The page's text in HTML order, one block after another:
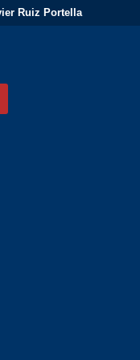
Ruiz Portella